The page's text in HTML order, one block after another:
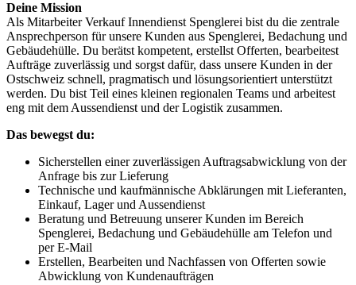
Deine Mission
Als Mitarbeiter Verkauf Innendienst Spenglerei bist du die zentrale
Ansprechperson für unsere Kunden aus Spenglerei, Bedachung und
Gebäudehülle. Du berätst kompetent, erstellst Offerten, bearbeitest
Aufträge zuverlässig und sorgst dafür, dass unsere Kunden in der
Ostschweiz schnell, pragmatisch und lösungsorientiert unterstützt
werden. Du bist Teil eines kleinen regionalen Teams und arbeitest
eng mit dem Aussendienst und der Logistik zusammen.
Das bewegst du:
Sicherstellen einer zuverlässigen Auftragsabwicklung von der
Anfrage bis zur Lieferung
Technische und kaufmännische Abklärungen mit Lieferanten,
Einkauf, Lager und Aussendienst
Beratung und Betreuung unserer Kunden im Bereich
Spenglerei, Bedachung und Gebäudehülle am Telefon und
per E-Mail
Erstellen, Bearbeiten und Nachfassen von Offerten sowie
Abwicklung von Kundenaufträgen